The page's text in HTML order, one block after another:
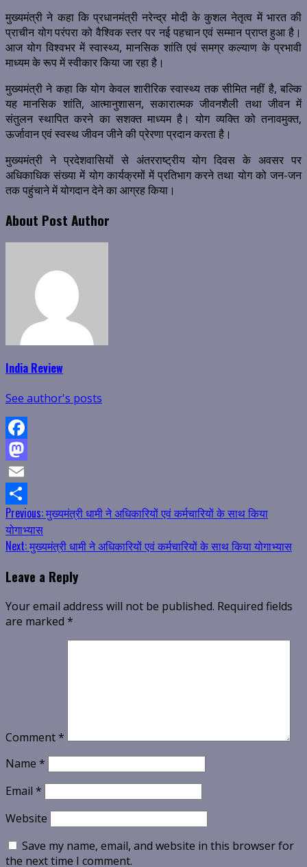
मुख्यमंत्री ने कहा कि प्रधानमंत्री नरेन्द्र मोदी के कुशल नेतृत्व में भारत की
प्राचीन योग परंपरा को वैश्विक स्तर पर नई पहचान एवं सम्मान प्राप्त हुआ है।
आज योग विश्वभर में स्वास्थ्य, मानसिक शांति एवं समग्र कल्याण के प्रभावी
माध्यम के रूप में स्वीकार किया जा रहा है।
मुख्यमंत्री ने कहा कि योग केवल शारीरिक स्वास्थ्य तक सीमित नहीं है, बल्कि
यह मानसिक शांति, आत्मानुशासन, सकारात्मक जीवनशैली तथा जीवन में
संतुलन स्थापित करने का सशक्त माध्यम है। योग व्यक्ति को तनावमुक्त,
ऊर्जावान एवं स्वस्थ जीवन जीने की प्रेरणा प्रदान करता है।
मुख्यमंत्री ने प्रदेशवासियों से अंतरराष्ट्रीय योग दिवस के अवसर पर
अधिकाधिक संख्या में योग कार्यक्रमों में प्रतिभाग करने तथा योग को जन-जन
तक पहुंचाने में योगदान देने का आग्रह किया।
About Post Author
India Review
See author's posts
Facebook
Mastodon
Email
Share
Continue
Reading
Previous:मुख्यमंत्री धामी ने अधिकारियों एवं कर्मचारियों के साथ किया
योगाभ्यास
Next:मुख्यमंत्री धामी ने अधिकारियों एवं कर्मचारियों के साथ किया योगाभ्यास
Leave a Reply
Your email address will not be published. Required fields
are marked *
Comment*
Name *
Email *
Website
Save my name, email, and website in this browser for
the next time I comment.